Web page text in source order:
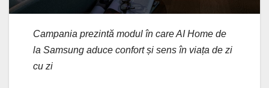
Campania prezintă modul în care AI Home de
la Samsung aduce confort și sens în viața de zi
cu zi